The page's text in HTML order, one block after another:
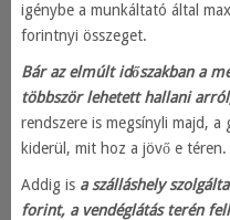
igénybe a munkáltató által
forintnyi összeget.
Bár az elmúlt időszakban a
többször lehetett hallani
rendszere is megsínyli majd,
kiderül, mit hoz a jövő e téren.
Addig is a szálláshely
forint, a vendéglátás terén